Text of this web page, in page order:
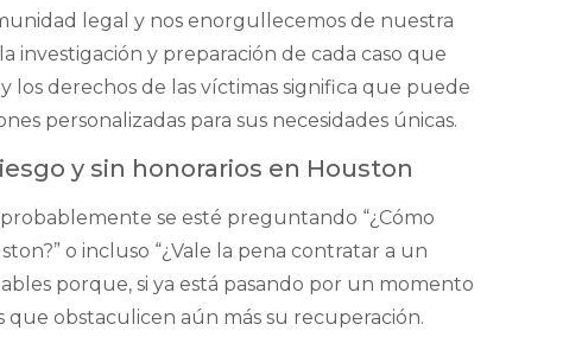
legal y nos enorgullecemos de nuestra
investigación y preparación de cada caso que
los derechos de las víctimas significa que puede
personalizadas para sus necesidades únicas.
y sin honorarios en Houston
se esté preguntando “¿Cómo
o incluso “¿Vale la pena contratar a un
porque, si ya está pasando por un momento
obstaculicen aún más su recuperación.